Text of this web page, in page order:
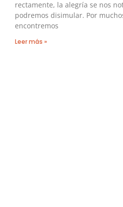
rectamente, la alegría se nos
podremos disimular. Por
encontremos
Leer más »